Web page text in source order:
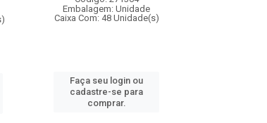
Embalagem: Unidade
Caixa Com: 48 Unidade(s)
Faça seu login ou
cadastre-se para
comprar.